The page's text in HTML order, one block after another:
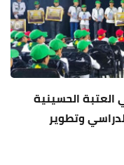
الحسينية
وتطوير